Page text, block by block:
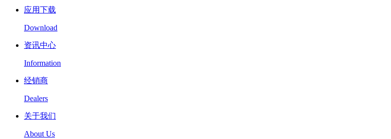
应用下载
Download
资讯中心
Information
经销商
Dealers
关于我们
About Us